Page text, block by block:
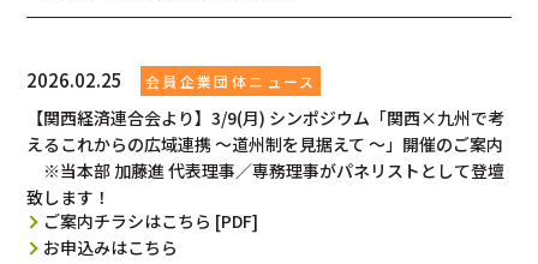
2026.02.25
【関西経済連合会より】3/9(月) シンポジウム「関西×九州で考
えるこれからの広域連携 ～道州制を見据えて ～」開催のご案内
※当本部 加藤進 代表理事／専務理事がパネリストとして登壇
致します！
ご案内チラシはこちら [PDF]
お申込みはこちら